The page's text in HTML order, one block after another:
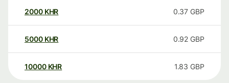
2000 KHR 0.37 GBP
5000 KHR 0.92 GBP
10000 KHR 1.83 GBP